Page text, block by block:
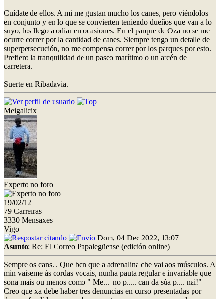
Cuídate de ellos. A mi me gustan mucho los canes, pero viéndolos
en conjunto y en lo que se convierten teniendo dueños que van a lo
suyo, los llego a odiar en ocasiones. En el parque de Oza no se me
ocurre correr por la cantidad de canes. Siempre tengo un detalle de
superpersecución, no me compensa correr por los parques por esto.
Prefiero la tranquilidad de un paseo marítimo o un arcén de
carretera.
Suerte en Ribadavia.
Meigalicix
Experto no foro
19/02/12
79 Carreiras
3330 Mensaxes
Vigo
Dom, 04 Dec 2022, 13:07
Asunto: Re: El Correo Papalegüense (edición online)
Sempre os cans... Que ben que a adrenalina che vai aos músculos. A
min vaiseme ás cordas vocais, nunha pauta regular e invariable que
sona máis ou menos como " Me.... no p..... can da súa p.... nai!"
Creo que xa debe haber tres denuncias en curso presentadas por